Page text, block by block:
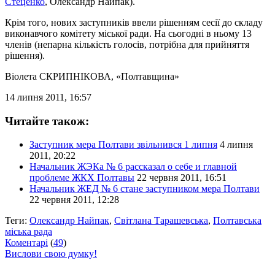
Крім того, нових заступників ввели рішенням сесії до складу
виконавчого комітету міської ради. На сьогодні в ньому 13
членів (непарна кількість голосів, потрібна для прийняття
рішення).
Віолета СКРИПНІКОВА, «Полтавщина»
14 липня 2011, 16:57
Читайте також:
Заступник мера Полтави звільнився 1 липня 4 липня
2011, 20:22
Начальник ЖЭКа № 6 рассказал о себе и главной
проблеме ЖКХ Полтавы 22 червня 2011, 16:51
Начальник ЖЕД № 6 стане заступником мера Полтави
22 червня 2011, 12:28
Теги: Олександр Найпак, Світлана Тарашевська, Полтавська
міська рада
Коментарі (49)
Вислови свою думку!